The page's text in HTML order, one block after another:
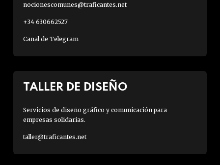
nocionescomunes@traficantes.net
+34 630662527
Canal de Telegram
TALLER DE DISEÑO
Servicios de diseño gráfico y comunicación para
empresas solidarias.
taller@traficantes.net